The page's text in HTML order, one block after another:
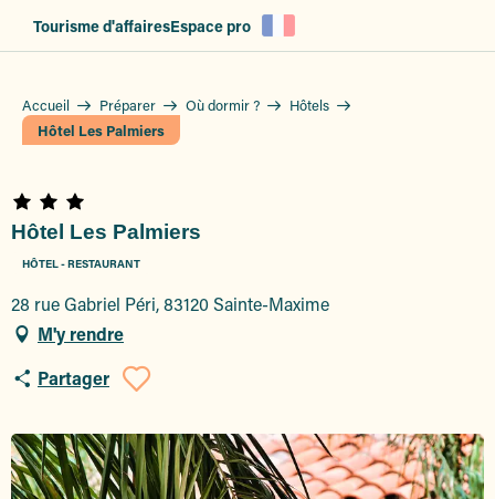
Tourisme d'affairesEspace pro
Accueil Préparer Où dormir ?
Hôtels
Hôtel Les Palmiers
Hôtel Les Palmiers
HÔTEL - RESTAURANT
28 rue Gabriel Péri, 83120 Sainte-Maxime
M'y rendre
Partager
Ajouter aux favoris